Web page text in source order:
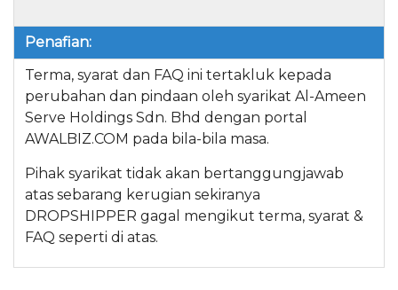
Penafian:
Terma, syarat dan FAQ ini tertakluk kepada
perubahan dan pindaan oleh syarikat Al-Ameen
Serve Holdings Sdn. Bhd dengan portal
AWALBIZ.COM pada bila-bila masa.
Pihak syarikat tidak akan bertanggungjawab
atas sebarang kerugian sekiranya
DROPSHIPPER gagal mengikut terma, syarat &
FAQ seperti di atas.